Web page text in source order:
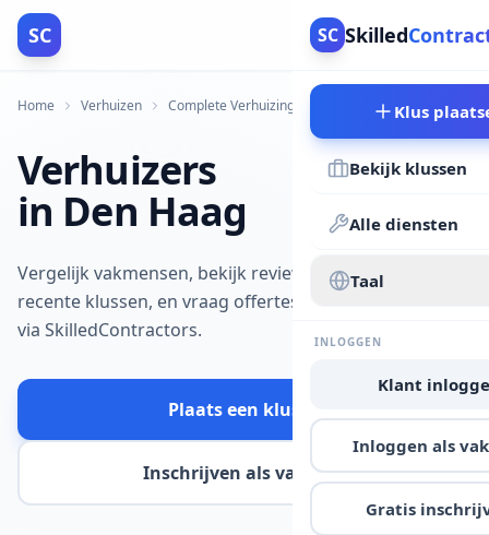
SC SC Skilled
Klus
Bekijk klussen
Alle diensten
Taal
INLOGGEN
Klant
Inloggen als
Gratis
Home Verhuizen Complete Verhuizing Den Haag
Verhuizers
in Den Haag
Vergelijk vakmensen, bekijk reviews en
recente klussen, en vraag offertes aan
via SkilledContractors.
Plaats een klus
Inschrijven als vakman